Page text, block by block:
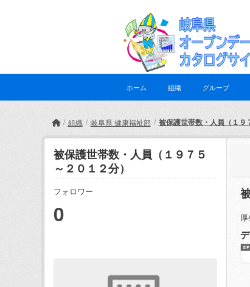
ホーム 組織 グループ
組織 岐阜県 健康福祉部 被保護世帯数・人員（１９
被保護世帯数・人員（１９７５
～２０１２分）
フォロワー
0